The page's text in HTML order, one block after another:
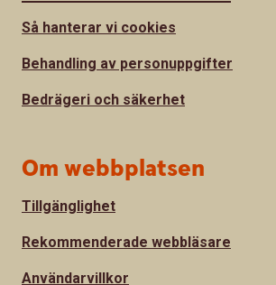
Så hanterar vi cookies
Behandling av personuppgifter
Bedrägeri och säkerhet
Om webbplatsen
Tillgänglighet
Rekommenderade webbläsare
Användarvillkor